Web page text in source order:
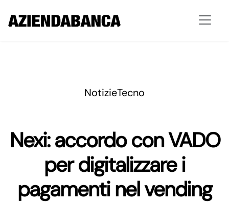
NotizieTecno
Nexi: accordo con VADO
per digitalizzare i
pagamenti nel vending